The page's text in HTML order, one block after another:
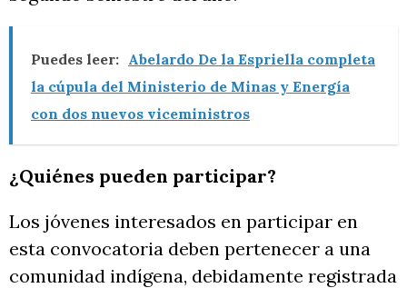
Puedes leer: Abelardo De la Espriella completa
la cúpula del Ministerio de Minas y Energía
con dos nuevos viceministros
¿Quiénes pueden participar?
Los jóvenes interesados en participar en
esta convocatoria deben pertenecer a una
comunidad indígena, debidamente registrada